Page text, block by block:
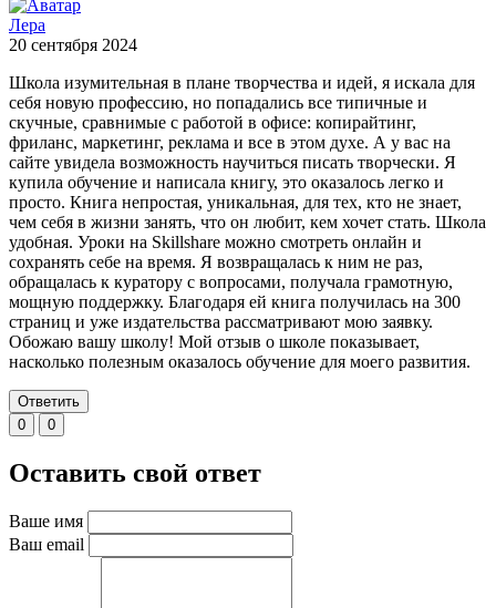
Лера
20 сентября 2024
Школа изумительная в плане творчества и идей, я искала для
себя новую профессию, но попадались все типичные и
скучные, сравнимые с работой в офисе: копирайтинг,
фриланс, маркетинг, реклама и все в этом духе. А у вас на
сайте увидела возможность научиться писать творчески. Я
купила обучение и написала книгу, это оказалось легко и
просто. Книга непростая, уникальная, для тех, кто не знает,
чем себя в жизни занять, что он любит, кем хочет стать. Школа
удобная. Уроки на Skillshare можно смотреть онлайн и
сохранять себе на время. Я возвращалась к ним не раз,
обращалась к куратору с вопросами, получала грамотную,
мощную поддержку. Благодаря ей книга получилась на 300
страниц и уже издательства рассматривают мою заявку.
Обожаю вашу школу! Мой отзыв о школе показывает,
насколько полезным оказалось обучение для моего развития.
Ответить
0
0
Оставить свой ответ
Ваше имя
Ваш email